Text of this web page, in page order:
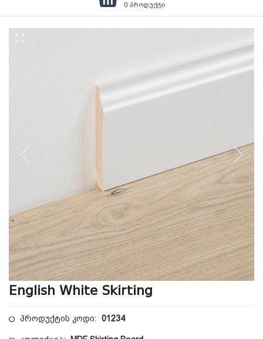
0პროდუქტი
English White Skirting
პროდუქტის კოდი: 01234